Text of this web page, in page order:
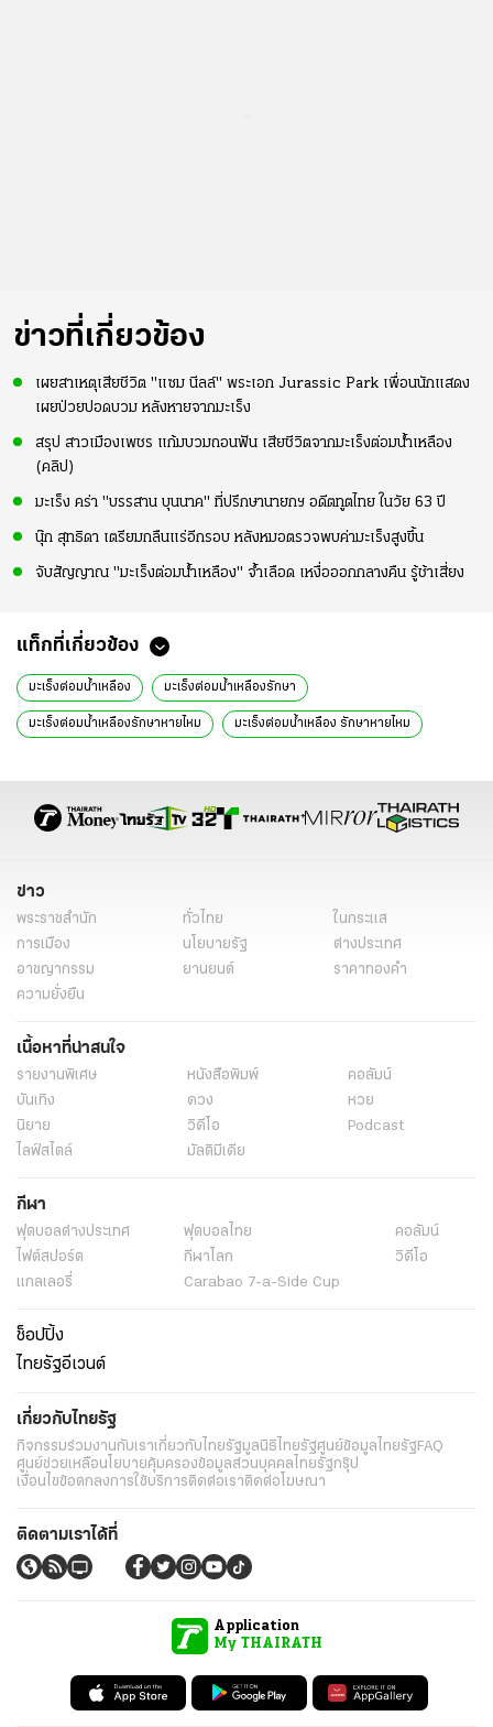
ข่าวที่เกี่ยวข้อง
เผยสาเหตุเสียชีวิต "แซม นีลล์" พระเอก Jurassic Park เพื่อนนักแสดง
เผยป่วยปอดบวม หลังหายจากมะเร็ง
สรุป สาวเมืองเพชร แก้มบวมถอนฟัน เสียชีวิตจากมะเร็งต่อมน้ำเหลือง
(คลิป)
มะเร็ง คร่า "บรรสาน บุนนาค" ที่ปรึกษานายกฯ อดีตทูตไทย ในวัย 63 ปี
นุ๊ก สุทธิดา เตรียมกลืนแร่อีกรอบ หลังหมอตรวจพบค่ามะเร็งสูงขึ้น
จับสัญญาณ "มะเร็งต่อมน้ำเหลือง" จ้ำเลือด เหงื่อออกกลางคืน รู้ช้าเสี่ยง
แท็กที่เกี่ยวข้อง
มะเร็งต่อมน้ำเหลือง มะเร็งต่อมน้ำเหลืองรักษา
มะเร็งต่อมน้ำเหลืองรักษาหายไหม มะเร็งต่อมน้ำเหลือง รักษาหายไหม
อาการมะเร็งต่อมน้ำเหลือง มะเร็งต่อมน้ำเหลือง ผื่น
ประสบการณ์ มะเร็งต่อมน้ำเหลือง
ข่าว
พระราชสำนัก ทั่วไทย
ในกระแส
การเมือง
นโยบายรัฐ
ต่างประเทศ
อาชญากรรม
ยานยนต์
ราคาทองคำ
ความยั่งยืน
เนื้อหาที่น่าสนใจ
รายงานพิเศษ หนังสือพิมพ์
คอลัมน์
บันเทิง
ดวง
หวย
นิยาย
วิดีโอ
Podcast
ไลฟ์สไตล์
มัลติมีเดีย
กีฬา
ฟุตบอลต่่างประเทศ ฟุตบอลไทย
คอลัมน์
ไฟต์สปอร์ต
กีฬาโลก
วิดีโอ
แกลเลอรี่
Carabao 7-a-Side Cup
ช็อปปิ้ง
ไทยรัฐอีเวนต์
เกี่ยวกับไทยรัฐ
กิจกรรมร่วมงานกับเราเกี่ยวกับไทยรัฐมูลนิธิไทยรัฐศูนย์ข้อมูลไทยรัฐ FAQ
ศูนย์ช่วยเหลือนโยบายคุ้มครองข้อมูลส่วนบุคคลไทยรัฐกรุ๊ป
เงื่อนไขข้อตกลงการใช้บริการติดต่อเราติดต่อโฆษณา
ติดตามเราได้ที่
Application
My THAIRATH